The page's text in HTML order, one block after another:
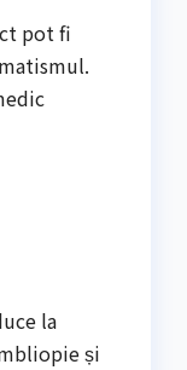
pot fi
la
și